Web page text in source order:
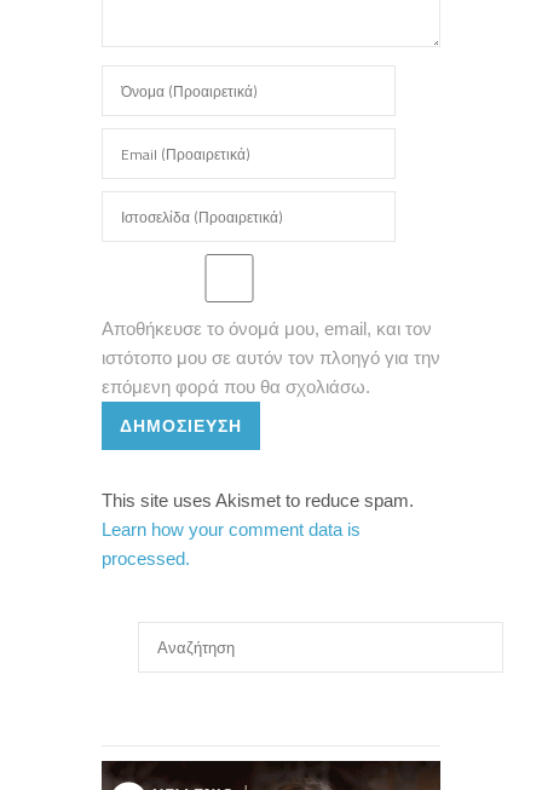
Αποθήκευσε το όνομά μου, email, και τον
ιστότοπο μου σε αυτόν τον πλοηγό για την
επόμενη φορά που θα σχολιάσω.
ΔΗΜΟΣΊΕΥΣΗ
This site uses Akismet to reduce spam.
Learn how your comment data is
processed.